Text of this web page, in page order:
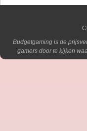
Budgetgaming is de
gamers door te kijken